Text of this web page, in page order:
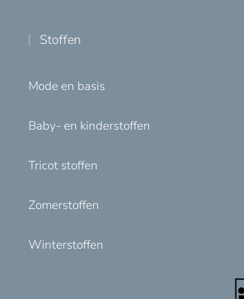
Stoffen
Mode en basis
Baby- en kinderstoffen
Tricot stoffen
Zomerstoffen
Winterstoffen